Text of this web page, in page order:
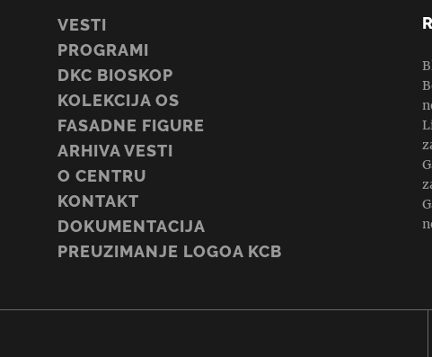
VESTI
PROGRAMI
DKC BIOSKOP
KOLEKCIJA OS
FASADNE FIGURE
ARHIVA VESTI
O CENTRU
KONTAKT
DOKUMENTACIJA
PREUZIMANJE LOGOA KCB